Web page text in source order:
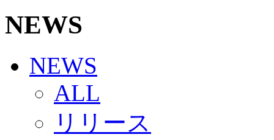
Jリーグ運営管理規定
写真・動画使用ガイドライン
SCHEDULE
2026/27
練習見学時のファンサービスについて
TICKET
奈良クラブ明治安田J3リーグ2026/27シーズン試
奈良クラブ明治安田Ｊ3リーグ 2026/27シーズン「
観戦ルール＆マナー
NEWS
NEWS
ALL
リリース